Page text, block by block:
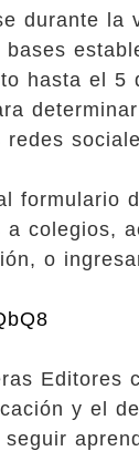
durante la
hasta el
formulario
colegios,
o
Editores
y el